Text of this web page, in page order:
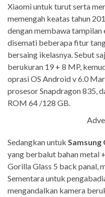
Xiaomi untuk turut serta
memengah keatas tahun
dengan membawa tampilan
disemati beberapa fitur
bersaing ikelasnya. Sebut
berukuran 19 + 8 MP,
oprasi OS Android v 6.0
prosesor Snapdragon 835,
ROM 64 /128 GB.
Sedangkan untuk Samsung
yang berbalut bahan metal
Gorilla Glass 5 back panal,
Sementara untuk
mengandalkan kamera